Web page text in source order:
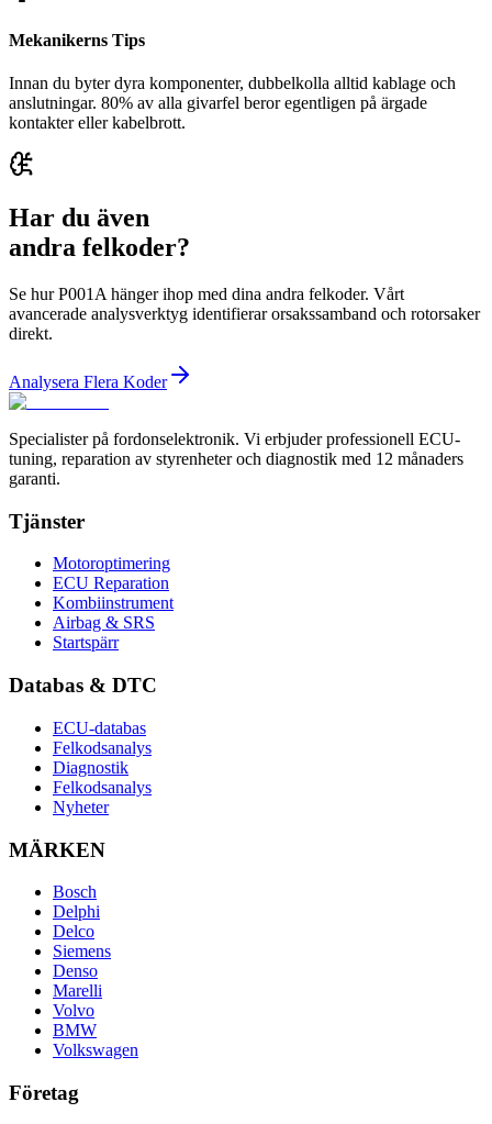
Mekanikerns Tips
Innan du byter dyra komponenter, dubbelkolla alltid kablage och
anslutningar. 80% av alla givarfel beror egentligen på ärgade
kontakter eller kabelbrott.
Har du även
andra felkoder?
Se hur P001A hänger ihop med dina andra felkoder. Vårt
avancerade analysverktyg identifierar orsakssamband och rotorsaker
direkt.
Analysera Flera Koder
Specialister på fordonselektronik. Vi erbjuder professionell ECU-
tuning, reparation av styrenheter och diagnostik med 12 månaders
garanti.
Tjänster
Motoroptimering
ECU Reparation
Kombiinstrument
Airbag & SRS
Startspärr
Databas & DTC
ECU-databas
Felkodsanalys
Diagnostik
Felkodsanalys
Nyheter
MÄRKEN
Bosch
Delphi
Delco
Siemens
Denso
Marelli
Volvo
BMW
Volkswagen
Företag